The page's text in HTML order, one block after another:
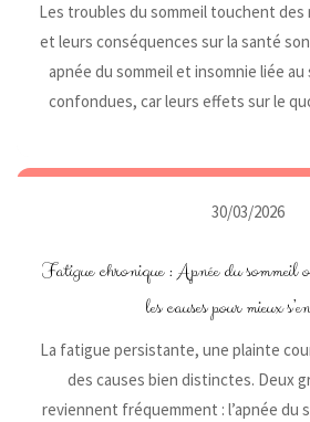
Les troubles du sommeil touchent des
et leurs conséquences sur la santé
apnée du sommeil et insomnie liée
confondues, car leurs effets sur le
30/03/2026
Fatigue chronique : Apnée du sommeil
les causes pour mieux
La fatigue persistante, une plainte
des causes bien distinctes. Deux
reviennent fréquemment : l’apnée du